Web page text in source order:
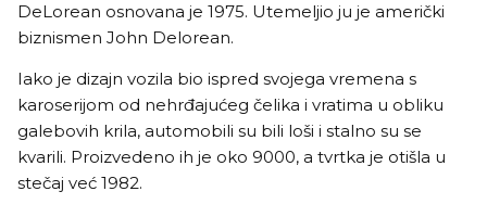
DeLorean osnovana je 1975. Utemeljio ju je američki
biznismen John Delorean.
Iako je dizajn vozila bio ispred svojega vremena s
karoserijom od nehrđajućeg čelika i vratima u obliku
galebovih krila, automobili su bili loši i stalno su se
kvarili. Proizvedeno ih je oko 9000, a tvrtka je otišla u
stečaj već 1982.